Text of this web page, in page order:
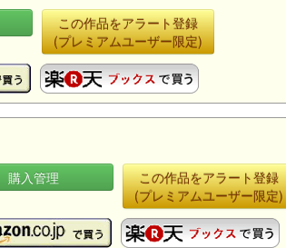
この作品をアラート登録
(プレミアムユーザー限定)
購入管理
この作品をアラート登録
(プレミアムユーザー限定)